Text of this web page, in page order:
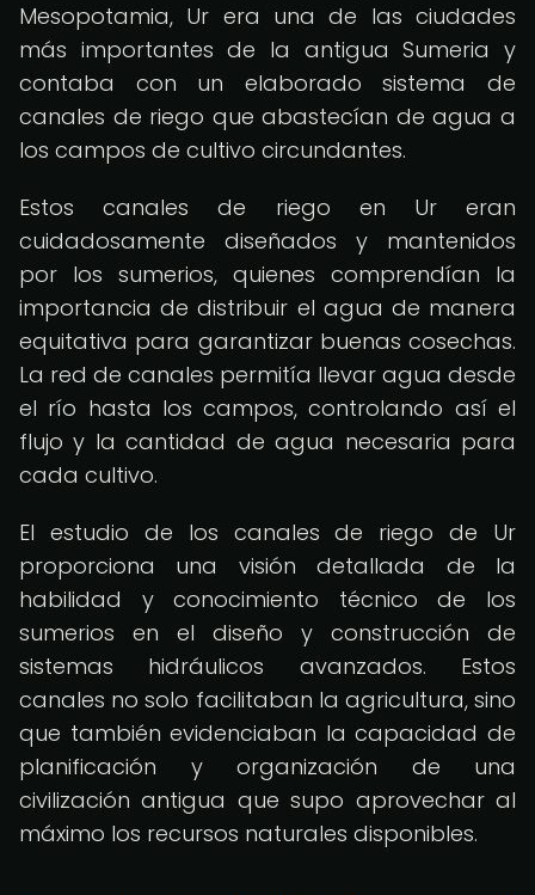
Mesopotamia, Ur era una de las ciudades
más importantes de la antigua Sumeria y
contaba con un elaborado sistema de
canales de riego que abastecían de agua a
los campos de cultivo circundantes.
Estos canales de riego en Ur eran
cuidadosamente diseñados y mantenidos
por los sumerios, quienes comprendían la
importancia de distribuir el agua de manera
equitativa para garantizar buenas cosechas.
La red de canales permitía llevar agua desde
el río hasta los campos, controlando así el
flujo y la cantidad de agua necesaria para
cada cultivo.
El estudio de los canales de riego de Ur
proporciona una visión detallada de la
habilidad y conocimiento técnico de los
sumerios en el diseño y construcción de
sistemas hidráulicos avanzados. Estos
canales no solo facilitaban la agricultura, sino
que también evidenciaban la capacidad de
planificación y organización de una
civilización antigua que supo aprovechar al
máximo los recursos naturales disponibles.